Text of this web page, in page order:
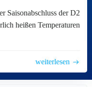
Saisonabschluss der D2
heißen Temperaturen
weiterlesen